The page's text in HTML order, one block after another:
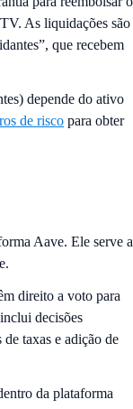
As liquidações são
que recebem
depende do ativo
de risco para obter
Aave. Ele serve a
direito a voto para
decisões
taxas e adição de
da plataforma